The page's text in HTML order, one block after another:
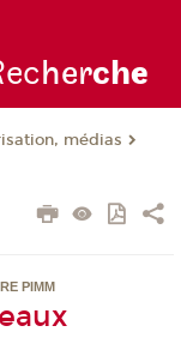
herche
médias
PIMM